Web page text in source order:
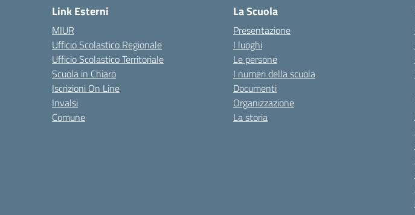
Link Esterni
MIUR
Ufficio Scolastico Regionale
Ufficio Scolastico Territoriale
Scuola in Chiaro
Iscrizioni On Line
Invalsi
Comune
La Scuola
Presentazione
I luoghi
Le persone
I numeri della scuola
Documenti
Organizzazione
La storia